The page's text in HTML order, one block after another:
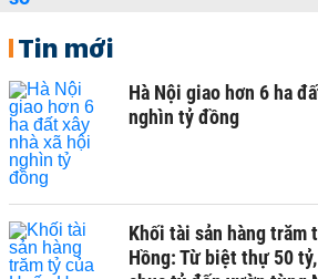
Tin mới
Hà Nội giao hơn 6 ha
nghìn tỷ đồng
Khối tài sản hàng trăm
Hồng: Từ biệt thự 50